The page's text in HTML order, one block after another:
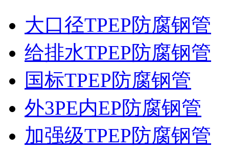
大口径TPEP防腐钢管
给排水TPEP防腐钢管
国标TPEP防腐钢管
外3PE内EP防腐钢管
加强级TPEP防腐钢管